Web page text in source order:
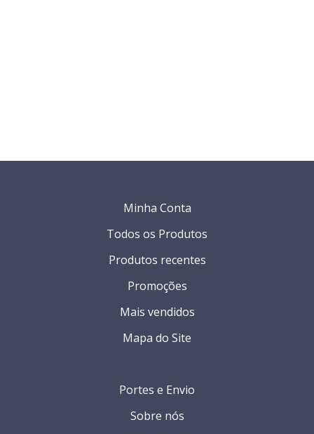
Portes e Envio
Sobre nós
Minha Conta
Todos os Produtos
Produtos recentes
Promoções
Mais vendidos
Mapa do Site